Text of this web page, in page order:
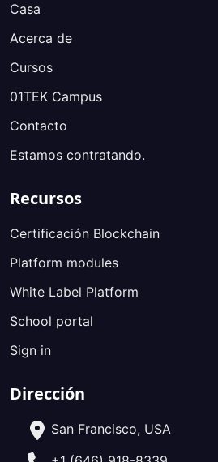
Casa
Acerca de
Cursos
01TEK Campus
Contacto
Estamos contratando.
Recursos
Certificación Blockchain
Platform modules
White Label Platform
School portal
Sign in
Dirección
San Francisco, USA